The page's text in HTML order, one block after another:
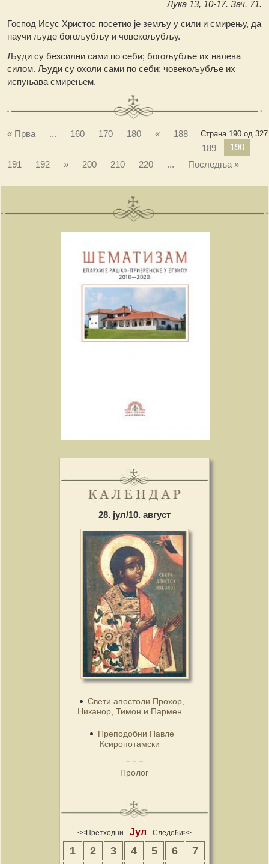
Лука 13, 10-17. Зач. 71.
Господ Исус Христос посетио је земљу у сили и смирењу, да
научи људе богољубљу и човекољубљу.
Људи су безсилни сами по себи; богољубље их налева
силом. Људи су охоли сами по себи; човекољубље их
испуњава смирењем.
Страна 190 од 327
« Прва ... 160 170 180 «
188
189
190
191
192 » 200 210 220 ... Последња »
28. јул/10. август
Свети апостоли Прохор,
Никанор, Тимон и Пармен
Преподобни Павле
Ксиропотамски
Пролог
<<Претходни Јул Следећи>>
1 2 3 4 5 6
7